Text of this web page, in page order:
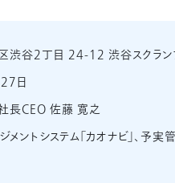
渋谷2丁目 24-12 渋谷スクラン
日
長CEO 佐藤 寛之
メントシステム「カオナビ」、予実